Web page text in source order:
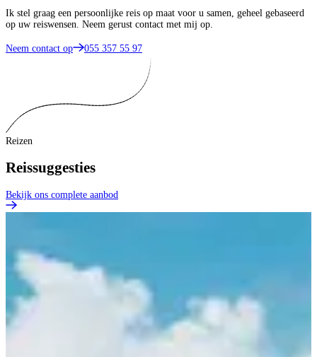
Ik stel graag een persoonlijke reis op maat voor u samen, geheel gebaseerd
op uw reiswensen. Neem gerust contact met mij op.
Neem contact op 055 357 55 97
Reizen
Reissuggesties
Bekijk ons complete aanbod